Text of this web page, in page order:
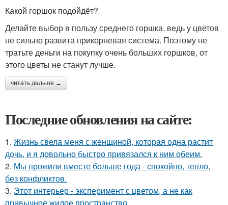
Какой горшок подойдёт?
Делайте выбор в пользу среднего горшка, ведь у цветов
не сильно развита прикорневая система. Поэтому не
тратьте деньги на покупку очень больших горшков, от
этого цветы не станут лучше.
читать дальше →
Последние обновления на сайте:
1. Жизнь свела меня с женщиной, которая одна растит
дочь, и я довольно быстро привязался к ним обеим.
2. Мы прожили вместе больше года - спокойно, тепло,
без конфликтов.
3. Этот интерьер - эксперимент с цветом, а не как